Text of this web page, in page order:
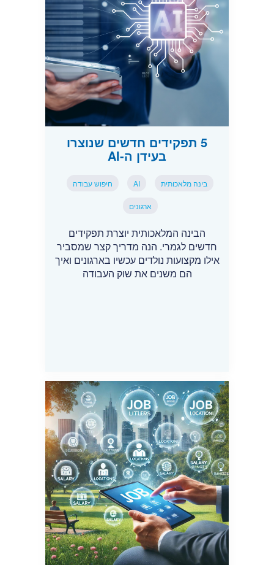
5 תפקידים חדשים שנוצרו
בעידן ה-AI
בינה מלאכותית AI חיפוש עבודה
ארגונים
הבינה המלאכותית יוצרת תפקידים
חדשים לגמרי. הנה מדריך קצר שמסביר
אילו מקצועות נולדים עכשיו בארגונים ואיך
הם משנים את שוק העבודה